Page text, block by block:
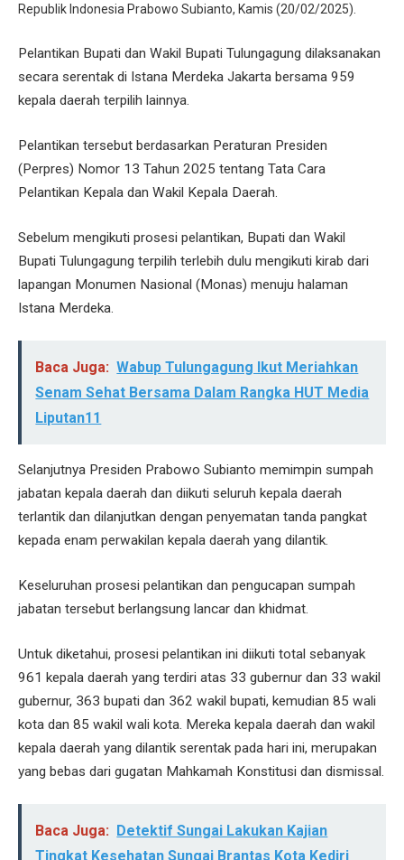
Republik Indonesia Prabowo Subianto, Kamis (20/02/2025).
Pelantikan Bupati dan Wakil Bupati Tulungagung dilaksanakan
secara serentak di Istana Merdeka Jakarta bersama 959
kepala daerah terpilih lainnya.
Pelantikan tersebut berdasarkan Peraturan Presiden
(Perpres) Nomor 13 Tahun 2025 tentang Tata Cara
Pelantikan Kepala dan Wakil Kepala Daerah.
Sebelum mengikuti prosesi pelantikan, Bupati dan Wakil
Bupati Tulungagung terpilih terlebih dulu mengikuti kirab dari
lapangan Monumen Nasional (Monas) menuju halaman
Istana Merdeka.
Baca Juga: Wabup Tulungagung Ikut Meriahkan
Senam Sehat Bersama Dalam Rangka HUT Media
Liputan11
Selanjutnya Presiden Prabowo Subianto memimpin sumpah
jabatan kepala daerah dan diikuti seluruh kepala daerah
terlantik dan dilanjutkan dengan penyematan tanda pangkat
kepada enam perwakilan kepala daerah yang dilantik.
Keseluruhan prosesi pelantikan dan pengucapan sumpah
jabatan tersebut berlangsung lancar dan khidmat.
Untuk diketahui, prosesi pelantikan ini diikuti total sebanyak
961 kepala daerah yang terdiri atas 33 gubernur dan 33 wakil
gubernur, 363 bupati dan 362 wakil bupati, kemudian 85 wali
kota dan 85 wakil wali kota. Mereka kepala daerah dan wakil
kepala daerah yang dilantik serentak pada hari ini, merupakan
yang bebas dari gugatan Mahkamah Konstitusi dan dismissal.
Baca Juga: Detektif Sungai Lakukan Kajian
Tingkat Kesehatan Sungai Brantas Kota Kediri